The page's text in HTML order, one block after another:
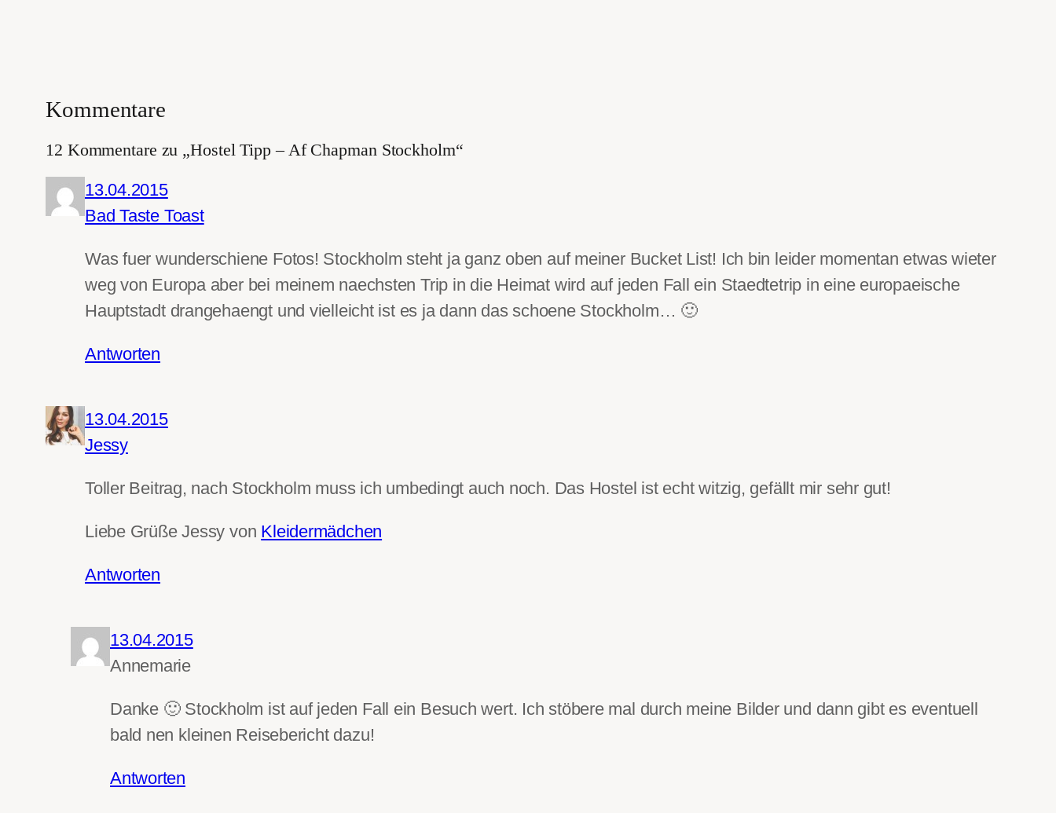
Kommentare
12 Kommentare zu „Hostel Tipp – Af Chapman Stockholm“
13.04.2015
Bad Taste Toast
Was fuer wunderschiene Fotos! Stockholm steht ja ganz oben auf meiner Bucket List! Ich bin leider momentan etwas wieter
weg von Europa aber bei meinem naechsten Trip in die Heimat wird auf jeden Fall ein Staedtetrip in eine europaeische
Hauptstadt drangehaengt und vielleicht ist es ja dann das schoene Stockholm… 🙂
Antworten
13.04.2015
Jessy
Toller Beitrag, nach Stockholm muss ich umbedingt auch noch. Das Hostel ist echt witzig, gefällt mir sehr gut!
Liebe Grüße Jessy von Kleidermädchen
Antworten
13.04.2015
Annemarie
Danke 🙂 Stockholm ist auf jeden Fall ein Besuch wert. Ich stöbere mal durch meine Bilder und dann gibt es eventuell
bald nen kleinen Reisebericht dazu!
Antworten